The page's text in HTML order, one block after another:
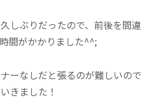
しぶりだったので、前後を間違
間がかかりました^^;
ーなしだと張るのが難しいので
きました！